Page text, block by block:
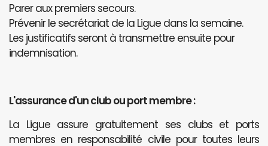
Parer aux premiers secours.
Prévenir le secrétariat de la Ligue dans la semaine.
Les justificatifs seront à transmettre ensuite pour
indemnisation.
L'assurance d'un club ou port membre :
La Ligue assure gratuitement ses clubs et ports
membres en responsabilité civile pour toutes leurs